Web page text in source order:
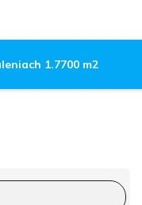
1.7700 m2